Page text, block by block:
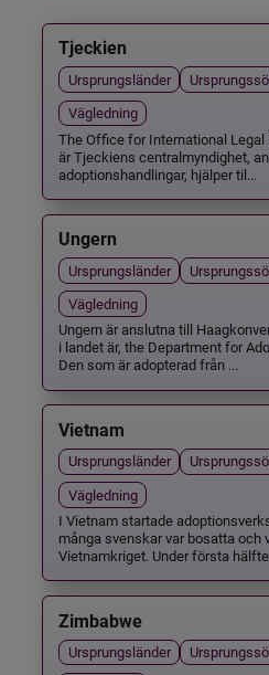
Tjeckien
Ursprungsländer
Vägledning
The Office for International
är Tjeckiens centralmyndighet,
adoptionshandlingar, hjälper til...
Ungern
Ursprungsländer
Vägledning
Ungern är anslutna till
i landet är, the Department for
Den som är adopterad från ...
Vietnam
Ursprungsländer
Vägledning
I Vietnam startade
många svenskar var bosatta
Vietnamkriget. Under första
Zimbabwe
Ursprungsländer